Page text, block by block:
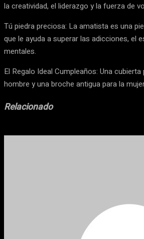
la creatividad, el liderazgo y la fuerza de
Tú piedra preciosa: La amatista es una
que le ayuda a superar las adicciones, el
mentales.
El Regalo Ideal Cumpleaños: Una
hombre y una broche antigua para la
Relacionado